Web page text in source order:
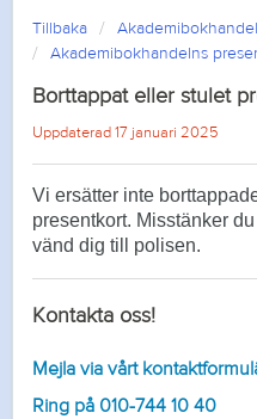
Tillbaka
Akademibokhandelns
Borttappat eller stulet
Uppdaterad 17 januari 2025
Vi ersätter inte
presentkort. Misstänker
vänd dig till polisen.
Kontakta oss!
Mejla via vårt
Ring på 010-744 10 40